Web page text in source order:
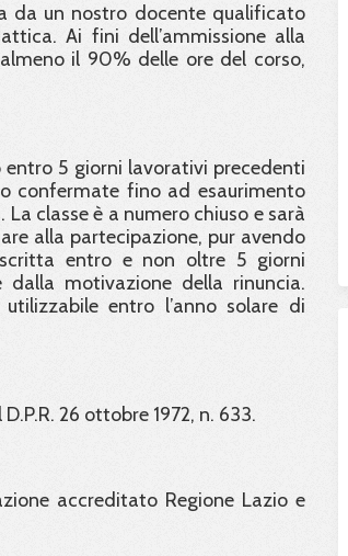
da un nostro docente qualificato
Ai fini dell’ammissione alla
il 90% delle ore del corso,
5 giorni lavorativi precedenti
confermate fino ad esaurimento
classe è a numero chiuso e sarà
alla partecipazione, pur avendo
entro e non oltre 5 giorni
motivazione della rinuncia.
entro l’anno solare di
26 ottobre 1972, n. 633.
accreditato Regione Lazio e